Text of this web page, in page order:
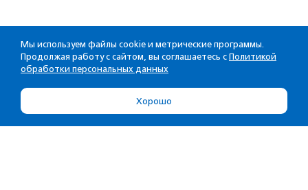
Мы используем файлы cookie и метрические программы.
Продолжая работу с сайтом, вы соглашаетесь с Политикой
обработки персональных данных
Хорошо